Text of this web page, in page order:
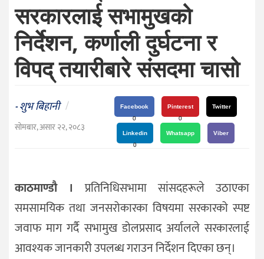
प्रविधि
जीवनशैली
दर्शन
संस्कृति
विचार
सरकारलाई सभामुखको
निर्देशन, कर्णाली दुर्घटना र
विपद् तयारीबारे संसदमा चासो
-शुभ बिहानी /
सोमबार, असार २२, २०८३
Facebook
0
Pinterest
0
Twitter
Linkedin
0
Whatsapp Viber
काठमाण्डौ । प्रतिनिधिसभामा सांसदहरूले उठाएका
समसामयिक तथा जनसरोकारका विषयमा सरकारको स्पष्ट
जवाफ माग गर्दै सभामुख डोलप्रसाद अर्यालले सरकारलाई
आवश्यक जानकारी उपलब्ध गराउन निर्देशन दिएका छन्।